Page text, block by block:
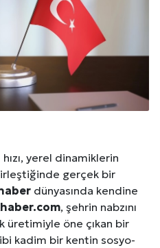
yerel dinamiklerin
gerçek bir
dünyasında kendine
, şehrin nabzını
üretimiyle öne çıkan bir
kadim bir kentin sosyo-